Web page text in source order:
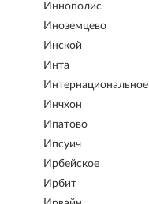
Иннополис
Иноземцево
Инской
Инта
Интернациональное
Инчхон
Ипатово
Ипсуич
Ирбейское
Ирбит